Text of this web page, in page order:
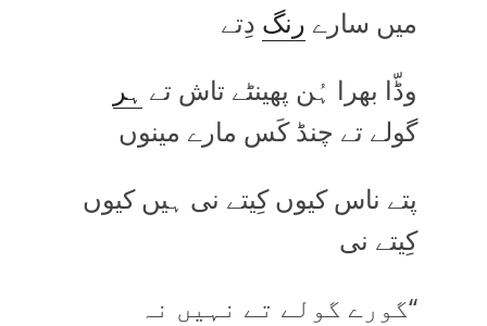
میں سارے رنگ دِتے
وڈّا بھرا ہُن پھینٹے تاش تے ہر
گولے تے چنڈ کَس مارے مینوں
پتے ناس کیوں کِیتے نی ہیں کیوں
کِیتے نی
‘‘گورے گولے تے نہیں نہ